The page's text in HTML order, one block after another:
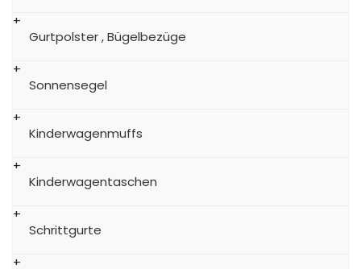
Gurtpolster , Bügelbezüge
Sonnensegel
Kinderwagenmuffs
Kinderwagentaschen
Schrittgurte